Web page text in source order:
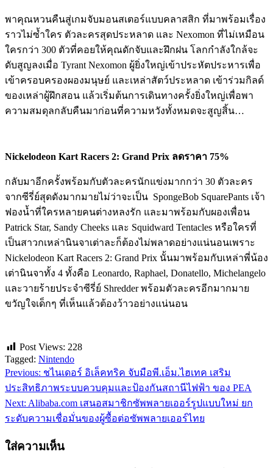
พาคุณหวนคืนสู่เกมจับมอนสเตอร์แบบคลาสสิก ที่มาพร้อมเรื่อง
ราวไม่ซ้ำใคร ตัวละครสุดประหลาด และ Nexomon ที่ไม่เหมือน
ใครกว่า 300 ตัวที่คอยให้คุณดักจับและฝึกฝน โลกกำลังใกล้จะ
ดับสูญลงเมื่อ Tyrant Nexomon ผู้ยิ่งใหญ่เข้าประหัตประหารเพื่อ
เข้าครอบครองผองมนุษย์ และเหล่าสัตว์ประหลาด เข้าร่วมกิลด์
ของเหล่าผู้ฝึกสอน แล้วเริ่มต้นการเดินทางครั้งยิ่งใหญ่เพื่อพา
ความสมดุลกลับคืนมาก่อนที่ความหวังทั้งหมดจะสูญสิ้น…
Nickelodeon Kart Racers 2: Grand Prix ลดราคา 75%
กลับมาอีกครั้งพร้อมกับตัวละครนักแข่งมากกว่า 30 ตัวละคร
จากซีรี่ย์สุดดังมากมายไม่ว่าจะเป็น SpongeBob SquarePants เจ้า
ฟองน้ำที่ใครหลายคนต่างหลงรัก และมาพร้อมกับผองเพื่อน
Patrick Star, Sandy Cheeks และ Squidward Tentacles หรือใครที่
เป็นสาวกเหล่านินจาเต่าละก็ต้องไม่พลาดอย่างแน่นอนเพราะ
Nickelodeon Kart Racers 2: Grand Prix นั้นมาพร้อมกับเหล่าพี่น้อง
เต่านินจาทั้ง 4 ทั้งคือ Leonardo, Raphael, Donatello, Michelangelo
และวายร้ายประจำซีรี่ย์ Shredder พร้อมตัวละครอีกมากมาย
ขวัญใจเด็กๆ ที่เห็นแล้วต้องว้าวอย่างแน่นอน
Post Views: 228
Tagged: Nintendo
แนะแนว
เรื่อง
Previous: ชไนเดอร์ อิเล็คทริค จับมือพี.เอ็ม.ไฮเทค เสริม
ประสิทธิภาพระบบควบคุมและป้องกันสถานีไฟฟ้า ของ PEA
Next: Alibaba.com เสนอสมาชิกซัพพลายเออร์รูปแบบใหม่ ยก
ระดับความเชื่อมั่นของผู้ซื้อต่อซัพพลายเออร์ไทย
ใส่ความเห็น